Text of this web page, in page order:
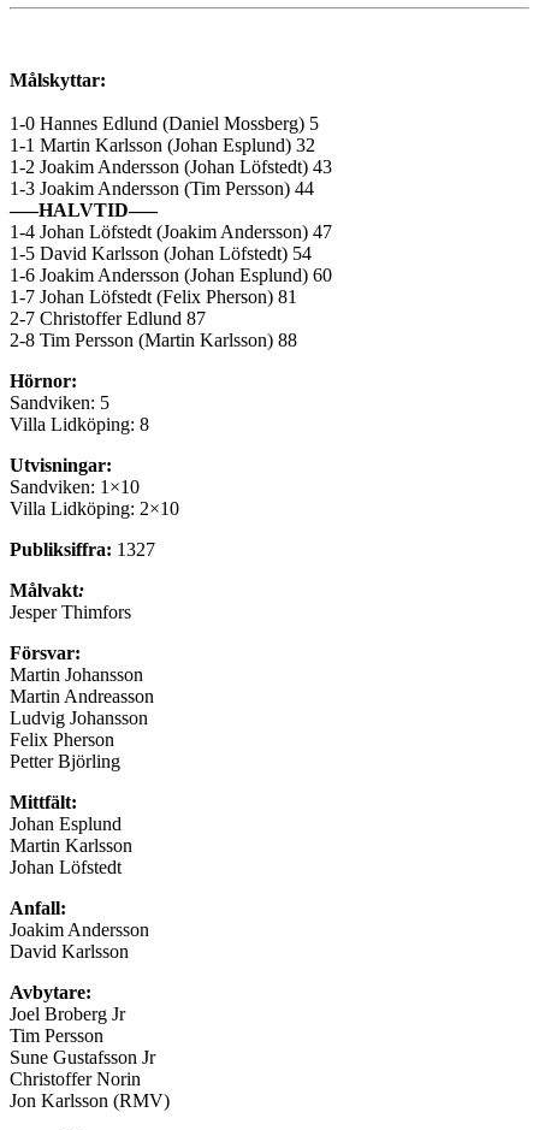
Målskyttar:
1-0 Hannes Edlund (Daniel Mossberg) 5
1-1 Martin Karlsson (Johan Esplund) 32
1-2 Joakim Andersson (Johan Löfstedt) 43
1-3 Joakim Andersson (Tim Persson) 44
—–HALVTID—–
1-4 Johan Löfstedt (Joakim Andersson) 47
1-5 David Karlsson (Johan Löfstedt) 54
1-6 Joakim Andersson (Johan Esplund) 60
1-7 Johan Löfstedt (Felix Pherson) 81
2-7 Christoffer Edlund 87
2-8 Tim Persson (Martin Karlsson) 88
Hörnor:
Sandviken: 5
Villa Lidköping: 8
Utvisningar:
Sandviken: 1×10
Villa Lidköping: 2×10
Publiksiffra: 1327
Målvakt:
Jesper Thimfors
Försvar:
Martin Johansson
Martin Andreasson
Ludvig Johansson
Felix Pherson
Petter Björling
Mittfält:
Johan Esplund
Martin Karlsson
Johan Löfstedt
Anfall:
Joakim Andersson
David Karlsson
Avbytare:
Joel Broberg Jr
Tim Persson
Sune Gustafsson Jr
Christoffer Norin
Jon Karlsson (RMV)